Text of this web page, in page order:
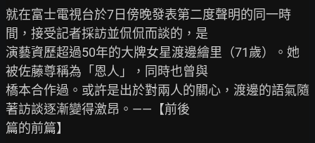
就在富士電視台於7日傍晚發表第二度聲明的同一時
間，接受記者採訪並侃侃而談的，是
演藝資歷超過50年的大牌女星渡邊繪里（71歲）。她
被佐藤尊稱為「恩人」，同時也曾與
橋本合作過。或許是出於對兩人的關心，渡邊的語氣隨
著訪談逐漸變得激昂。——【前後
篇的前篇】